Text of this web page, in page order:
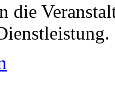
die